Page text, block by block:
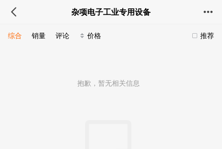
杂项电子工业专用设备
推荐
综合 销量 评论 价格
抱歉，暂无相关信息